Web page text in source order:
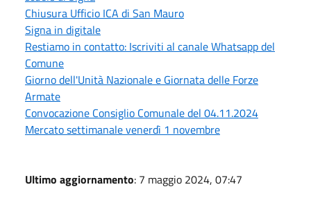
Chiusura Ufficio ICA di San Mauro
Signa in digitale
Restiamo in contatto: Iscriviti al canale Whatsapp del
Comune
Giorno dell'Unità Nazionale e Giornata delle Forze
Armate
Convocazione Consiglio Comunale del 04.11.2024
Mercato settimanale venerdì 1 novembre
Ultimo aggiornamento: 7 maggio 2024, 07:47